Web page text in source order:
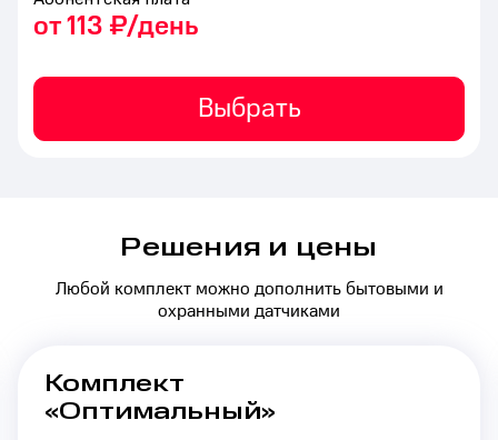
от 113 ₽/день
Выбрать
Решения и цены
Любой комплект можно дополнить бытовыми и
охранными датчиками
Комплект
«Оптимальный»